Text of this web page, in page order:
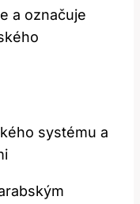
a označuje
systému a